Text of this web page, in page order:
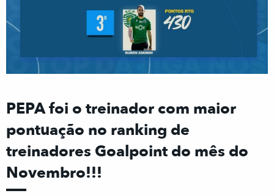
PEPA foi o treinador com maior
pontuação no ranking de
treinadores Goalpoint do mês do
Novembro!!!